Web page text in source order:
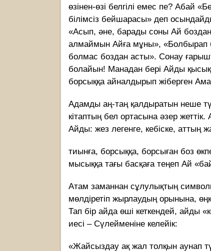
өзінен-өзі белгілі емес пе? Абай
білімсіз бейшарасы» деп
«Асып, әне, барады соны Ай
алмаймын Айға мұны», «Болбырап
болмас боздан асты». Сонау
болайын! Манадан бері Айды
борсыққа айналдырып жіберген
Адамды аң-таң қалдыратын неше
кітаптың бел ортасына әзер
Айды: жез легенге, кебіске, аттың
тиынға, борсыққа, борсыған боз
мысыққа тағы басқаға теңеп Ай
Атам заманнан сұлулықтың
мөлдіретіп жырлаудың орынына,
Тап бір айда өші кеткендей, айды
иесі – Сүлейменіне келейік:
«Жайсыздау ақ жал толқын аунап